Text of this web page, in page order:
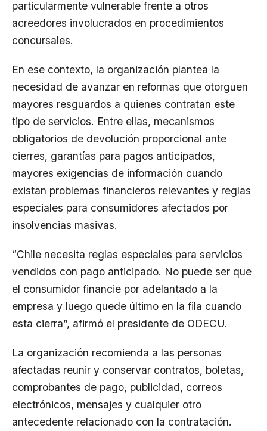
particularmente vulnerable frente a otros
acreedores involucrados en procedimientos
concursales.
En ese contexto, la organización plantea la
necesidad de avanzar en reformas que otorguen
mayores resguardos a quienes contratan este
tipo de servicios. Entre ellas, mecanismos
obligatorios de devolución proporcional ante
cierres, garantías para pagos anticipados,
mayores exigencias de información cuando
existan problemas financieros relevantes y reglas
especiales para consumidores afectados por
insolvencias masivas.
“Chile necesita reglas especiales para servicios
vendidos con pago anticipado. No puede ser que
el consumidor financie por adelantado a la
empresa y luego quede último en la fila cuando
esta cierra”, afirmó el presidente de ODECU.
La organización recomienda a las personas
afectadas reunir y conservar contratos, boletas,
comprobantes de pago, publicidad, correos
electrónicos, mensajes y cualquier otro
antecedente relacionado con la contratación.